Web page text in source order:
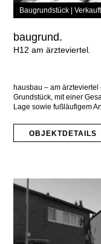
Baugrundstück | Verkauft
baugrund.
H12 am ärzteviertel
hausbau – am
Grundstück, mit einer
Lage sowie fußläufigem
OBJEKTDETAILS